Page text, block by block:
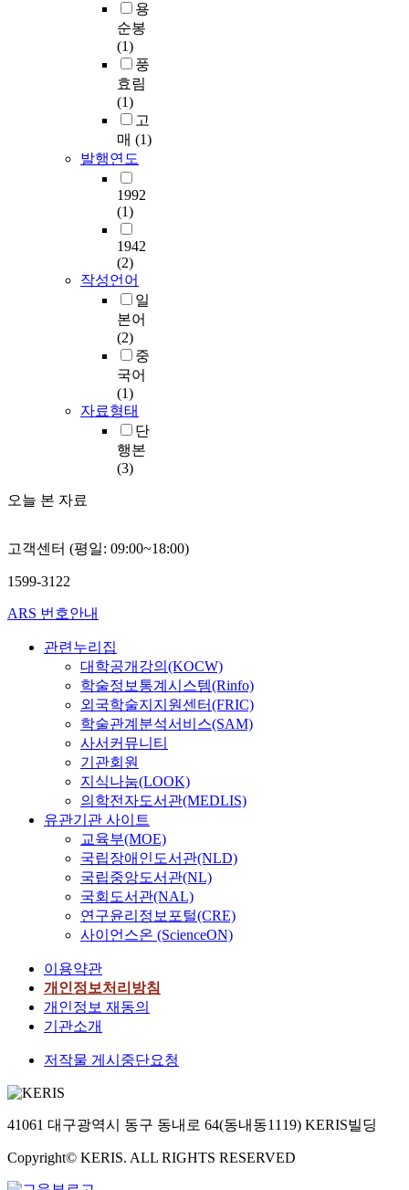
용
순봉
(1)
풍
효림
(1)
고
매 (1)
발행연도
1992
(1)
1942
(2)
작성언어
일
본어
(2)
중
국어
(1)
자료형태
단
행본
(3)
오늘 본 자료
고객센터 (평일: 09:00~18:00)
1599-3122
ARS 번호안내
관련누리집
대학공개강의(KOCW)
학술정보통계시스템(Rinfo)
외국학술지지원센터(FRIC)
학술관계분석서비스(SAM)
사서커뮤니티
기관회원
지식나눔(LOOK)
의학전자도서관(MEDLIS)
유관기관 사이트
교육부(MOE)
국립장애인도서관(NLD)
국립중앙도서관(NL)
국회도서관(NAL)
연구윤리정보포털(CRE)
사이언스온 (ScienceON)
이용약관
개인정보처리방침
개인정보 재동의
기관소개
저작물 게시중단요청
41061 대구광역시 동구 동내로 64(동내동1119) KERIS빌딩
Copyright© KERIS. ALL RIGHTS RESERVED